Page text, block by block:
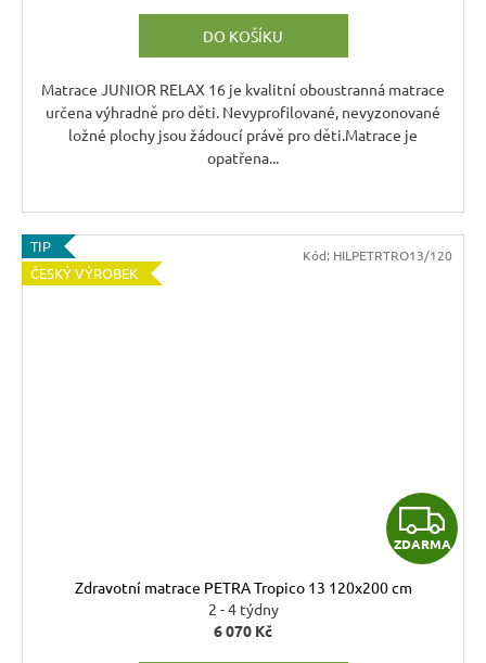
DO KOŠÍKU
Matrace JUNIOR RELAX 16 je kvalitní oboustranná matrace
určena výhradně pro děti. Nevyprofilované, nevyzonované
ložné plochy jsou žádoucí právě pro děti.Matrace je
opatřena...
TIP
ČESKÝ VÝROBEK
Z
D
ZDARMA
Zdravotní matrace PETRA Tropico 13 120x200 cm
2 - 4 týdny
6 070 Kč
Kód: HILPETRTRO13/120